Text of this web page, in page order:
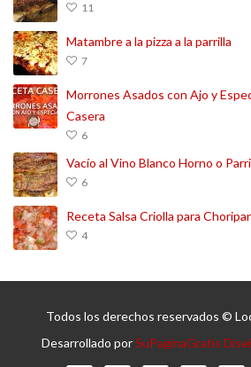
11
Matambre a la pizza a la parrilla
7
Morrones Asados con Ajo y
Casera
6
Vacío al Vino Blanco Horno o
6
Receta Salsa Criolla para
4
Todos los derechos reservados ©
Desarrollado porSuPaginaGratis